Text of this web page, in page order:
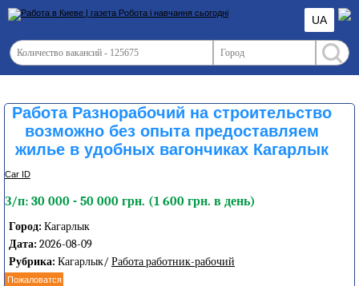
UA
Работа Разнорабочий на строительство
возможно без опыта предоставляем
жилье в удобных вагончиках Кагарлык
Car ID
З/п: 30 000 - 50 000 грн. (1 600 грн. в день)
Город: Кагарлык
Дата: 2026-08-09
Рубрика: Кагарлык/ Работа работник-рабочий
Пожаловатся